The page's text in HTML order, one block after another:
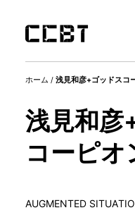
ホーム / 浅見和彦+ゴッドスコ
浅見和彦
コーピ
AUGMENTED